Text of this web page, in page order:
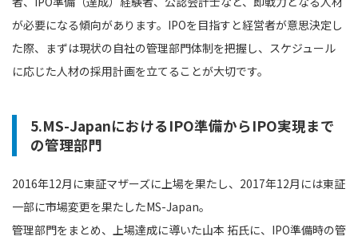
が必要になる傾向があります。IPOを目指すと経営者が意思決定し
た際、まずは現状の自社の管理部門体制を把握し、スケジュール
に応じた人材の採用計画を立てることが大切です。
5.MS-JapanにおけるIPO準備からIPO実現まで
の管理部門
2016年12月に東証マザーズに上場を果たし、2017年12月には東証
一部に市場変更を果たしたMS-Japan。
管理部門をまとめ、上場達成に導いた山本 拓氏に、IPO準備時の管